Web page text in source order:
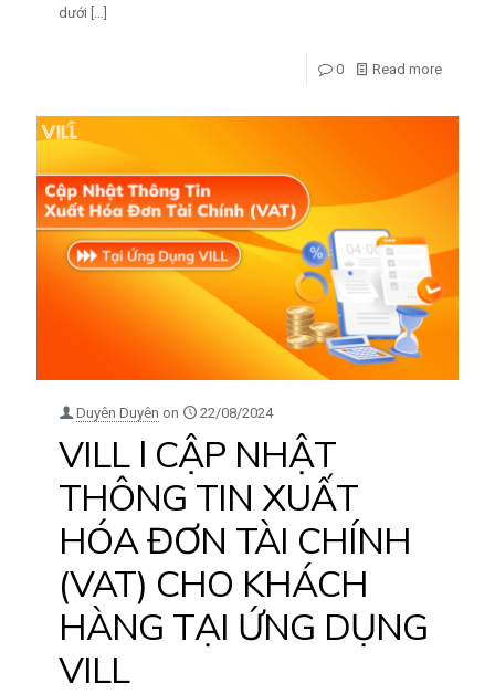
dưới […]
0 Read more
Duyên Duyên on 22/08/2024
VILL l CẬP NHẬT
THÔNG TIN XUẤT
HÓA ĐƠN TÀI CHÍNH
(VAT) CHO KHÁCH
HÀNG TẠI ỨNG DỤNG
VILL